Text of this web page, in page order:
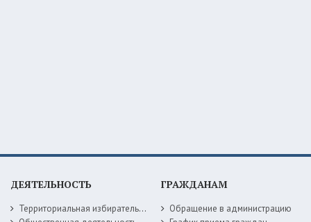
ДЕЯТЕЛЬНОСТЬ
Территориальная избирательная комиссия
ГРАЖДАНАМ
Обращение в администрацию